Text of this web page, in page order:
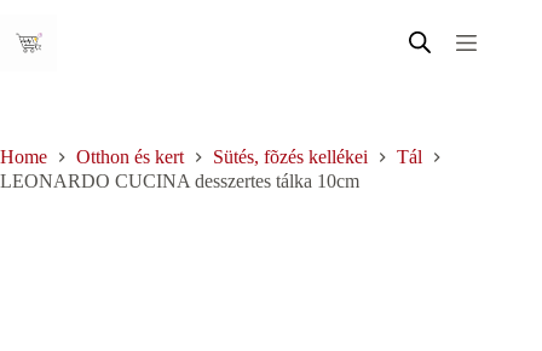
content
Home Otthon és kert Sütés, fõzés kellékei
Tál
LEONARDO CUCINA desszertes tálka 10cm